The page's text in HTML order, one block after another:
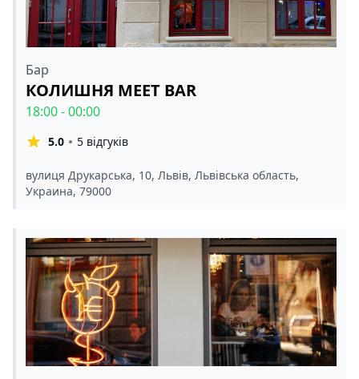
Бар
КОЛИШНЯ MEET BAR
18:00 - 00:00
5.0 5 відгуків
вулиця Друкарська, 10, Львів, Львівська область,
Украина, 79000